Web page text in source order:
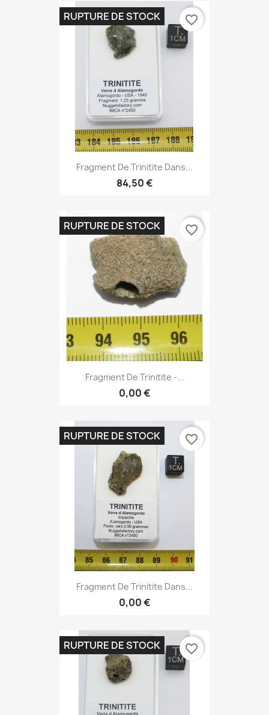
Fragment De Trinitite Dans...
84,50 €
RUPTURE DE STOCK favorite_border
Fragment De Trinitite -...
0,00 €
RUPTURE DE STOCK favorite_border
Fragment De Trinitite Dans...
0,00 €
RUPTURE DE STOCK favorite_border
RUPTURE DE STOCK favorite_border